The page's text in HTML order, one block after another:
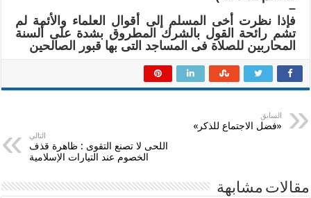
–
فإذا نظرت أخى المسلم إلى أقوال العلماء والأئمة لم
تشم رائحة القول بالشرك المطروق بشدة على ألسنة
المحاربين للصلاة فى المساجد التى بها قبور الصالحين
السابق
«فضل الاجتماع للذكر»
التالي
اللحى لا تصنع التقوى : ظاهرة قذف
الخصوم عند التيارات الإسلامية
مقالات مشابهة